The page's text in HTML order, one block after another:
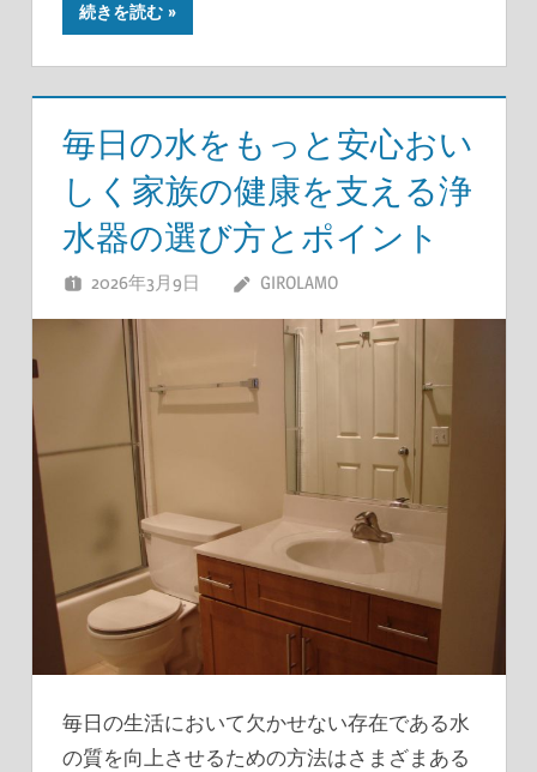
続きを読む
毎日の水をもっと安心おい
しく家族の健康を支える浄
水器の選び方とポイント
2026年3月9日 GIROLAMO
毎日の生活において欠かせない存在である水
の質を向上させるための方法はさまざまある